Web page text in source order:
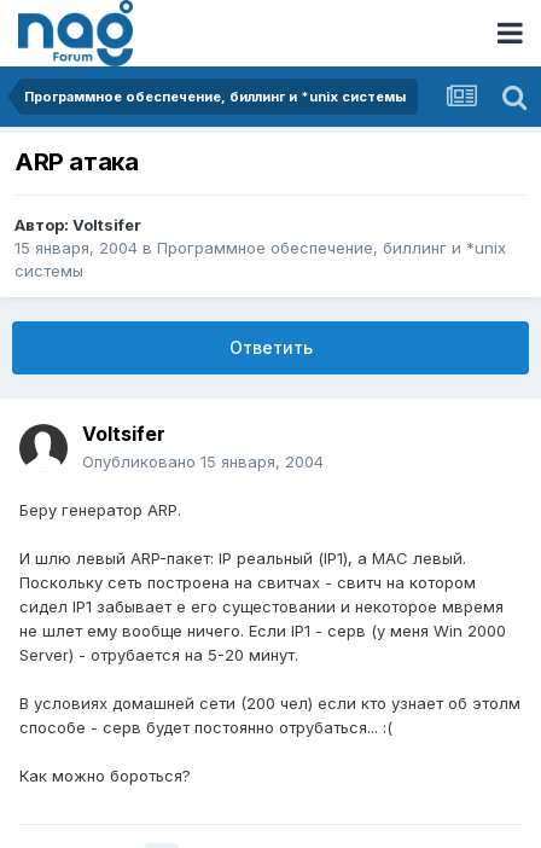
Программное обеспечение, биллинг и *unix системы
ARP атака
Автор: Voltsifer
15 января, 2004 в Программное обеспечение, биллинг и *unix
системы
Ответить
Voltsifer
Опубликовано 15 января, 2004
Беру генератор ARP.
И шлю левый ARP-пакет: IP реальный (IP1), а МАС левый.
Поскольку сеть построена на свитчах - свитч на котором
сидел IP1 забывает е его сущестовании и некоторое мвремя
не шлет ему вообще ничего. Если IP1 - серв (у меня Win 2000
Server) - отрубается на 5-20 минут.
В условиях домашней сети (200 чел) если кто узнает об этолм
способе - серв будет постоянно отрубаться... :(
Как можно бороться?